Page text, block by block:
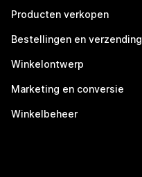
Producten verkopen
Bestellingen en verzending
Winkelontwerp
Marketing en conversie
Winkelbeheer